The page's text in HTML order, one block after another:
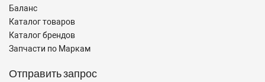
Баланс
Каталог товаров
Каталог брендов
Запчасти по Маркам
Отправить запрос